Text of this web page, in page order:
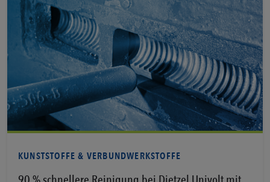
KUNSTSTOFFE & VERBUNDWERKSTOFFE
Erfahren Sie mehr